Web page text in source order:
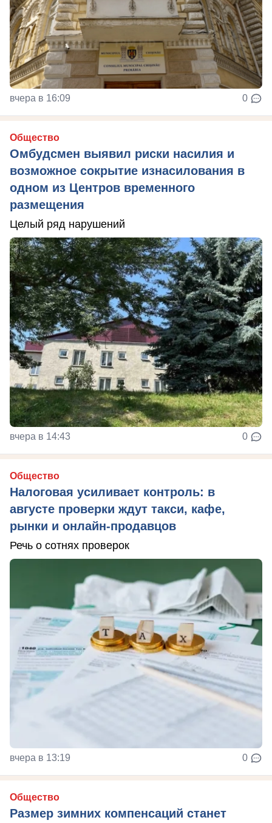
вчера в 16:09 0
Общество
Омбудсмен выявил риски насилия и
возможное сокрытие изнасилования в
одном из Центров временного
размещения
Целый ряд нарушений
вчера в 14:43 0
Общество
Налоговая усиливает контроль: в
августе проверки ждут такси, кафе,
рынки и онлайн-продавцов
Речь о сотнях проверок
вчера в 13:19 0
Общество
Размер зимних компенсаций станет